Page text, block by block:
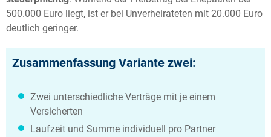
500.000 Euro liegt, ist er bei Unverheirateten mit 20.000 Euro
deutlich geringer.
Zusammenfassung Variante zwei:
Zwei unterschiedliche Verträge mit je einem
Versicherten
Laufzeit und Summe individuell pro Partner